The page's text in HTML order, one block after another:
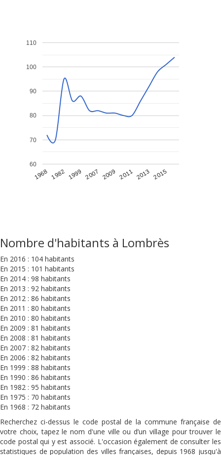
1968 1982 1999 2007 2009 2011 2013 2015
60
70
80
90
100
110
Nombre d'habitants à Lombrès
En 2016 : 104 habitants
En 2015 : 101 habitants
En 2014 : 98 habitants
En 2013 : 92 habitants
En 2012 : 86 habitants
En 2011 : 80 habitants
En 2010 : 80 habitants
En 2009 : 81 habitants
En 2008 : 81 habitants
En 2007 : 82 habitants
En 2006 : 82 habitants
En 1999 : 88 habitants
En 1990 : 86 habitants
En 1982 : 95 habitants
En 1975 : 70 habitants
En 1968 : 72 habitants
Recherchez ci-dessus le code postal de la commune française de
votre choix, tapez le nom d'une ville ou d’un village pour trouver le
code postal qui y est associé. L'occasion également de consulter les
statistiques de population des villes françaises, depuis 1968 jusqu'à